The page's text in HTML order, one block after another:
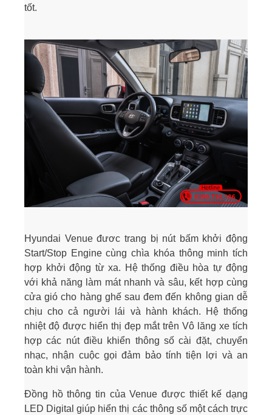
tốt.
Hyundai Venue đươc trang bị nút bấm khởi động
Start/Stop Engine cùng chìa khóa thông minh tích
hợp khởi động từ xa. Hệ thống điều hòa tự động
với khả năng làm mát nhanh và sâu, kết hợp cùng
cửa gió cho hàng ghế sau đem đến không gian dễ
chịu cho cả người lái và hành khách. Hệ thống
nhiệt độ được hiển thị đẹp mắt trên Vô lăng xe tích
hợp các nút điều khiển thông số cài đặt, chuyển
nhạc, nhận cuộc gọi đảm bảo tính tiện lợi và an
toàn khi vận hành.
Đồng hồ thông tin của Venue được thiết kế dạng
LED Digital giúp hiển thị các thông số một cách trực